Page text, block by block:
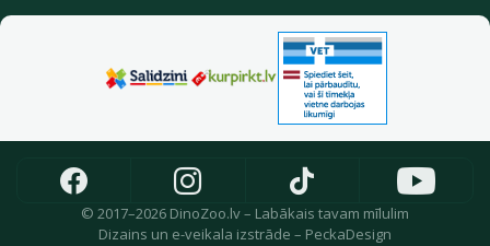
© 2017–2026 DinoZoo.lv – Labākais tavam mīlulim
Dizains un e-veikala izstrāde – PeckaDesign